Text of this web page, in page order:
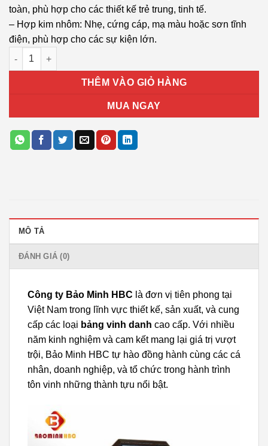
toàn, phù hợp cho các thiết kế trẻ trung, tinh tế.
– Hợp kim nhôm: Nhẹ, cứng cáp, mạ màu hoặc sơn tĩnh
điện, phù hợp cho các sự kiện lớn.
Bảng vinh danh T15 số lượng
THÊM VÀO GIỎ HÀNG
MUA NGAY
MÔ TẢ
ĐÁNH GIÁ (0)
Công ty Bảo Minh HBC là đơn vị tiên phong tại
Việt Nam trong lĩnh vực thiết kế, sản xuất, và cung
cấp các loại bảng vinh danh cao cấp. Với nhiều
năm kinh nghiệm và cam kết mang lại giá trị vượt
trội, Bảo Minh HBC tự hào đồng hành cùng các cá
nhân, doanh nghiệp, và tổ chức trong hành trình
tôn vinh những thành tựu nổi bật.